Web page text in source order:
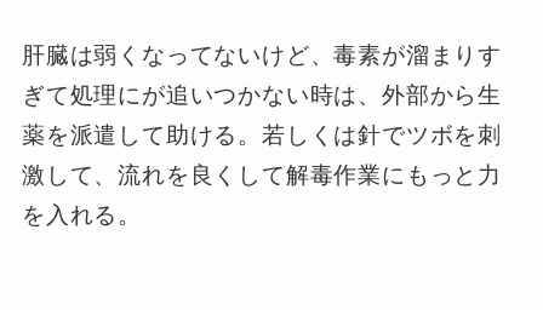
肝臓は弱くなってないけど、毒素が溜まりす
ぎて処理にが追いつかない時は、外部から生
薬を派遣して助ける。若しくは針でツボを刺
激して、流れを良くして解毒作業にもっと力
を入れる。